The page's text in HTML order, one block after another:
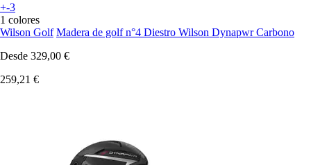
+-3
1 colores
Wilson Golf Madera de golf n°4 Diestro Wilson Dynapwr Carbono
Desde 329,00 €
259,21 €